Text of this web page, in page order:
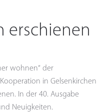
erschienen
wohnen“ der
in Gelsenkirchen
In der 40. Ausgabe
Neuigkeiten.